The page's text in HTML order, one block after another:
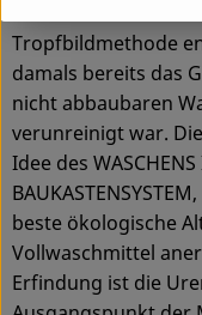
Tropfbildmethode
damals bereits das
nicht abbaubaren
verunreinigt war.
Idee des WASCHENS
beste ökologische
Vollwaschmittel
Erfindung ist die